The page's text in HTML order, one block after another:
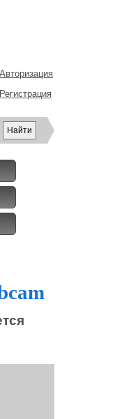
Авторизация
Регистрация